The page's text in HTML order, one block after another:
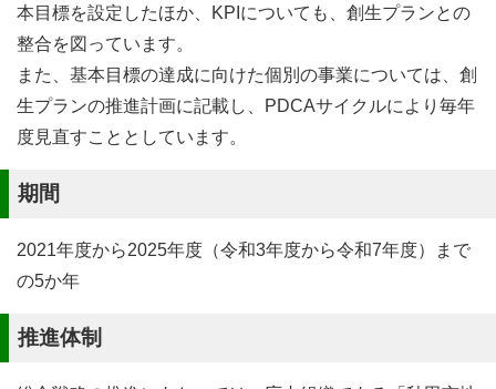
本目標を設定したほか、KPIについても、創生プランとの
整合を図っています。
また、基本目標の達成に向けた個別の事業については、創
生プランの推進計画に記載し、PDCAサイクルにより毎年
度見直すこととしています。
期間
2021年度から2025年度（令和3年度から令和7年度）まで
の5か年
推進体制